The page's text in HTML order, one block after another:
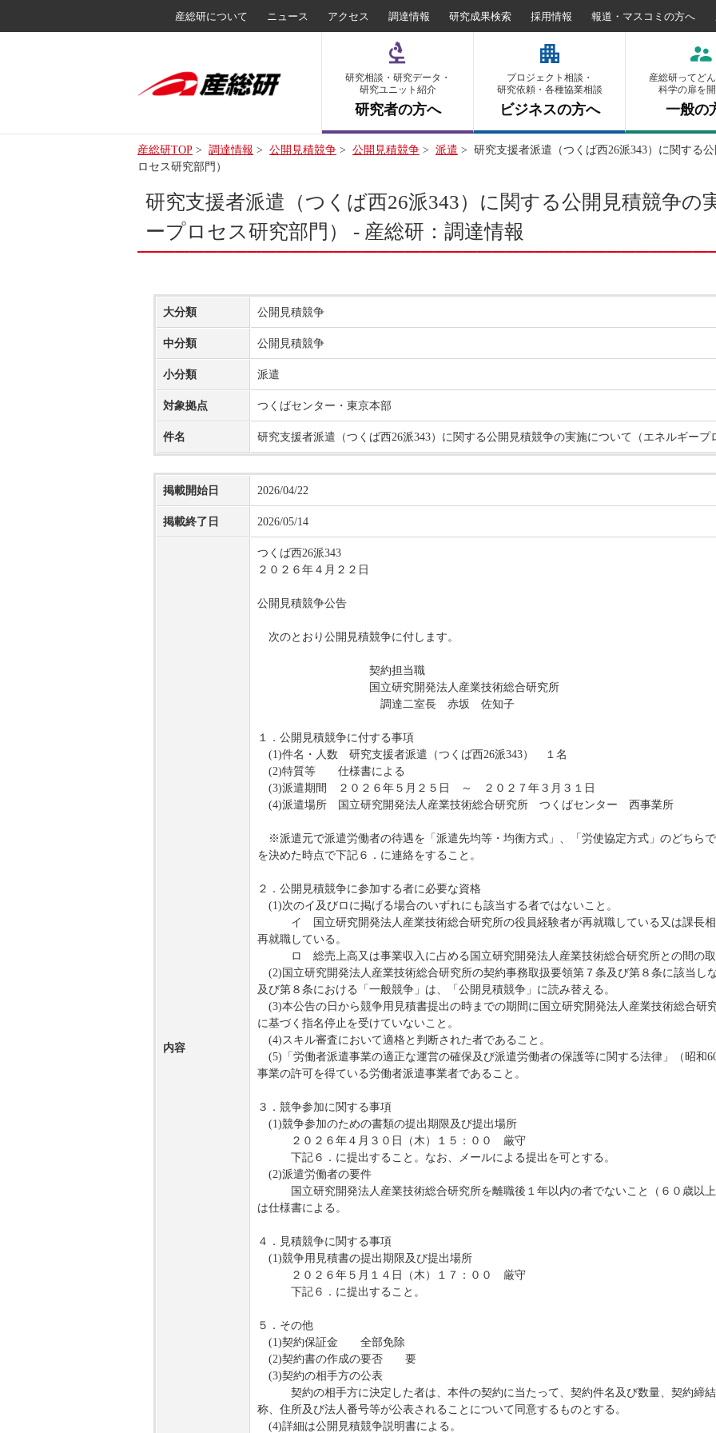
産総研について ニュース アクセス 調達情報 研究成果検索 採用情報 報道・マスコミの方へ
研究相談・研究データ・
研究ユニット紹介
研究者の方へ
プロジェクト相談・
研究依頼・各種協業相談
ビジネスの方へ
産総研ってど
科学の扉を開
一般の
産総研TOP > 調達情報 > 公開見積競争 > 公開見積競争 > 派遣 > 研究支援者派遣（つくば西26派343）に関する
ロセス研究部門）
研究支援者派遣（つくば西26派343）に関する公開見積競争の
ープロセス研究部門） - 産総研：調達情報
大分類 公開見積競争
中分類 公開見積競争
小分類 派遣
対象拠点 つくばセンター・東京本部
件名 研究支援者派遣（つくば西26派343）に関する公開見積競争の実施について（エネルギープ
掲載開始日 2026/04/22
掲載終了日 2026/05/14
内容
つくば西26派343
２０２６年４月２２日
公開見積競争公告
次のとおり公開見積競争に付します。
契約担当職
国立研究開発法人産業技術総合研究所
調達二室長 赤坂 佐知子
１．公開見積競争に付する事項
(1)件名・人数 研究支援者派遣（つくば西26派343） １名
(2)特質等 仕様書による
(3)派遣期間 ２０２６年５月２５日 ～ ２０２７年３月３１日
(4)派遣場所 国立研究開発法人産業技術総合研究所 つくばセンター 西事業所
※派遣元で派遣労働者の待遇を「派遣先均等・均衡方式」、「労使協定方式」のどちら
を決めた時点で下記６．に連絡をすること。
２．公開見積競争に参加する者に必要な資格
(1)次のイ及びロに掲げる場合のいずれにも該当する者ではないこと。
イ 国立研究開発法人産業技術総合研究所の役員経験者が再就職している又は課長相
再就職している。
ロ 総売上高又は事業収入に占める国立研究開発法人産業技術総合研究所との間の取
(2)国立研究開発法人産業技術総合研究所の契約事務取扱要領第７条及び第８条に該当し
及び第８条における「一般競争」は、「公開見積競争」に読み替える。
(3)本公告の日から競争用見積書提出の時までの期間に国立研究開発法人産業技術総合研
に基づく指名停止を受けていないこと。
(4)スキル審査において適格と判断された者であること。
(5)「労働者派遣事業の適正な運営の確保及び派遣労働者の保護等に関する法律」（昭和
事業の許可を得ている労働者派遣事業者であること。
３．競争参加に関する事項
(1)競争参加のための書類の提出期限及び提出場所
２０２６年４月３０日（木）１５：００ 厳守
下記６．に提出すること。なお、メールによる提出を可とする。
(2)派遣労働者の要件
国立研究開発法人産業技術総合研究所を離職後１年以内の者でないこと（６０歳以上
は仕様書による。
４．見積競争に関する事項
(1)競争用見積書の提出期限及び提出場所
２０２６年５月１４日（木）１７：００ 厳守
下記６．に提出すること。
５．その他
(1)契約保証金 全部免除
(2)契約書の作成の要否 要
(3)契約の相手方の公表
契約の相手方に決定した者は、本件の契約に当たって、契約件名及び数量、契約締結
称、住所及び法人番号等が公表されることについて同意するものとする。
(4)詳細は公開見積競争説明書による。